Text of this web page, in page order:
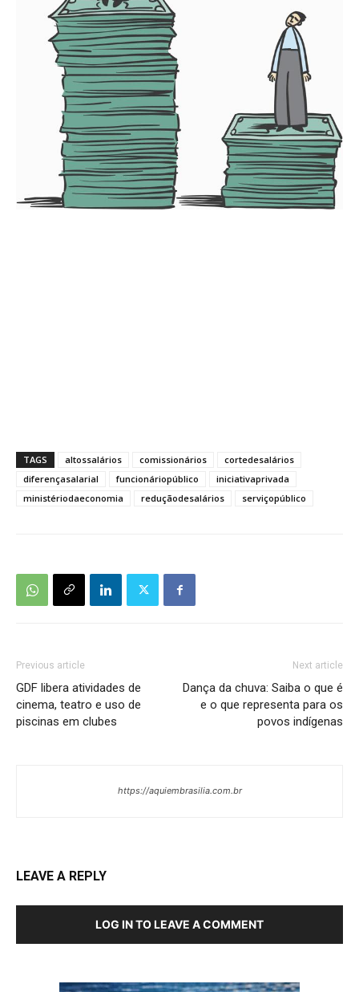
TAGS altossalários comissionários
cortedesalários
diferençasalarial
funcionáriopúblico
iniciativaprivada
ministériodaeconomia
reduçãodesalários serviçopúblico
Previous article
GDF libera atividades de
cinema, teatro e uso de
piscinas em clubes
Next article
Dança da chuva: Saiba o que é
e o que representa para os
povos indígenas
https://aquiembrasilia.com.br
LEAVE A REPLY
LOG IN TO LEAVE A COMMENT